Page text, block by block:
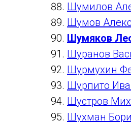
Шумилов
Шумов
Шумяков
Шуранов
Шурмухин
Шурпито
Шустров
Шухман